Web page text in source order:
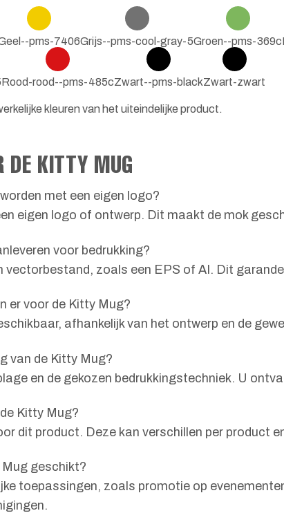
pms-7406Grijs--pms-cool-gray-5Groen--pms-369c
Rood-rood--pms-485cZwart--pms-blackZwart-zwart
kleuren van het uiteindelijke product.
DE KITTY MUG
met een eigen logo?
eigen logo of ontwerp. Dit maakt de mok
voor bedrukking?
vectorbestand, zoals een EPS of AI. Dit
er voor de Kitty Mug?
afhankelijk van het ontwerp en de
van de Kitty Mug?
en de gekozen bedrukkingstechniek. U
Kitty Mug?
dit product. Deze kan verschillen per product
geschikt?
toepassingen, zoals promotie op